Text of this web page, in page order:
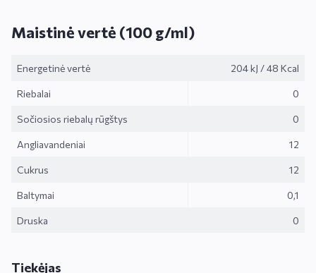
Maistinė vertė (100 g/ml)
Energetinė vertė 204 kJ /48 Kcal
Riebalai 0
Sočiosios riebalų rūgštys 0
Angliavandeniai 12
Cukrus 12
Baltymai 0,1
Druska 0
Tiekėjas